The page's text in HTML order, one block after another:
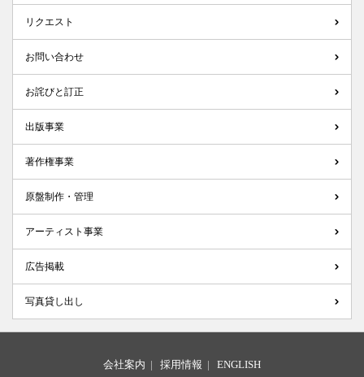
リクエスト
お問い合わせ
お詫びと訂正
出版事業
著作権事業
原盤制作・管理
アーティスト事業
広告掲載
写真貸し出し
会社案内 | 採用情報 | ENGLISH